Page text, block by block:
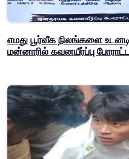
எமது பூர்வீக நிலங்களை
மன்னாரில் கவனயீர்ப்பு